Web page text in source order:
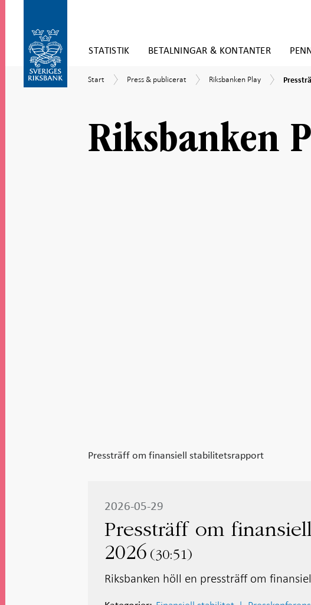
direkt
innehåll
STATISTIK BETALNINGAR & KONTANTER
till
Start
Start
Press
Press & publicerat
Riksbanken
Riksbanken Play
2026
Riksbanken
Pressträff om finansiell stabilitetsrapport
2026-05-29
Pressträff om
2026
30:51
Riksbanken höll en pressträff om